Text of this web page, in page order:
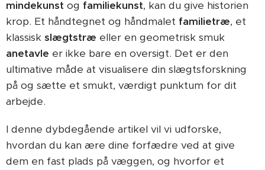
mindekunst og familiekunst, kan du give historien
krop. Et håndtegnet og håndmalet familietræ, et
klassisk slægtstræ eller en geometrisk smuk
anetavle er ikke bare en oversigt. Det er den
ultimative måde at visualisere din slægtsforskning
på og sætte et smukt, værdigt punktum for dit
arbejde.
I denne dybdegående artikel vil vi udforske,
hvordan du kan ære dine forfædre ved at give
dem en fast plads på væggen, og hvorfor et